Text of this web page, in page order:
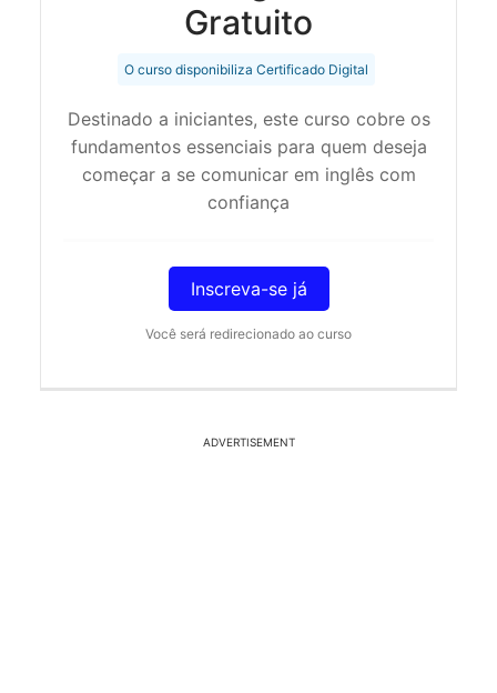
Gratuito
O curso disponibiliza Certificado Digital
Destinado a iniciantes, este curso cobre os
fundamentos essenciais para quem deseja
começar a se comunicar em inglês com
confiança
Inscreva-se já
Você será redirecionado ao curso
ADVERTISEMENT